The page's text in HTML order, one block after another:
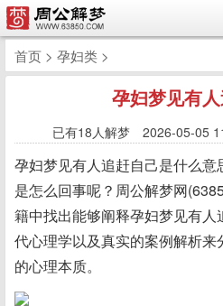
首页 > 孕妇类 >
孕妇梦见有
已有18人解梦 2026-05-05
孕妇梦见有人追赶自己是什么
是怎么回事呢？周公解梦网
籍中找出能够阐释孕妇梦见有
代心理学以及真实的案例解析
的心理本质。